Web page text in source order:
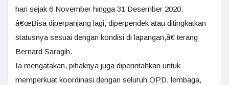
hari sejak 6 November hingga 31 Desember 2020.
â€œBisa diperpanjang lagi, diperpendek atau ditingkatkan
statusnya sesuai dengan kondisi di lapangan,â€ terang
Bernard Saragih.
Ia mengatakan, pihaknya juga diperintahkan untuk
memperkuat koordinasi dengan seluruh OPD, lembaga,